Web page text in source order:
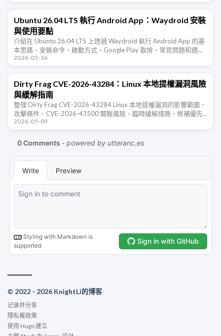
Ubuntu 26.04 LTS 執行 Android App：Waydroid 安裝
與使用要點
介紹在 Ubuntu 26.04 LTS 上透過 Waydroid 執行 Android App 的基
本思路、安裝命令、啟動方式、Google Play 取捨、常見問題和適合
場景。
2026-05-16
Dirty Frag CVE-2026-43284：Linux 本地提權漏洞風險
與緩解指南
整理 Dirty Frag CVE-2026-43284 Linux 本地提權漏洞的影響範圍、
攻擊條件、CVE-2026-43500 關聯風險、臨時緩解措施、修補優先
級和入侵後檢查建議。
2026-05-09
© 2022 - 2026 KnightLi的博客
记录并分享
隱私權政策
使用 Hugo建立